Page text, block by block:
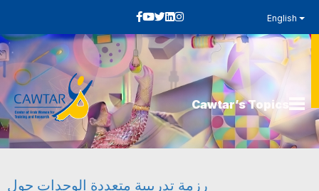
English
Cawtar’s Topics
رزمة تدريبية متعددة الوحدات حول